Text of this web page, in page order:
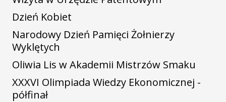
Dzień Kobiet
Narodowy Dzień Pamięci Żołnierzy
Wyklętych
Oliwia Lis w Akademii Mistrzów Smaku
XXXVI Olimpiada Wiedzy Ekonomicznej -
półfinał